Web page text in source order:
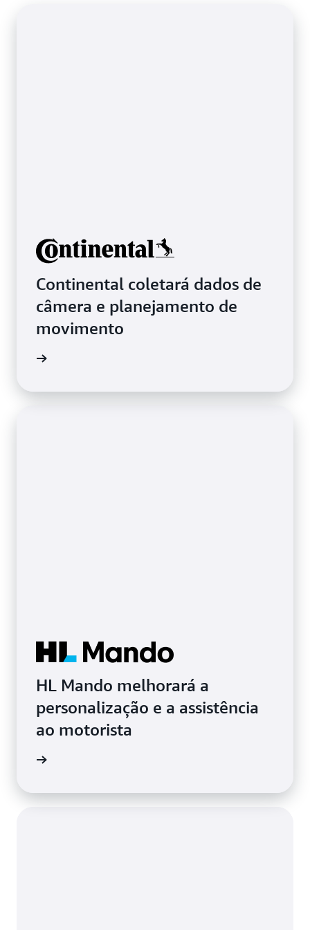
Continental coletará dados de
câmera e planejamento de
movimento
HL Mando melhorará a
personalização e a assistência
ao motorista